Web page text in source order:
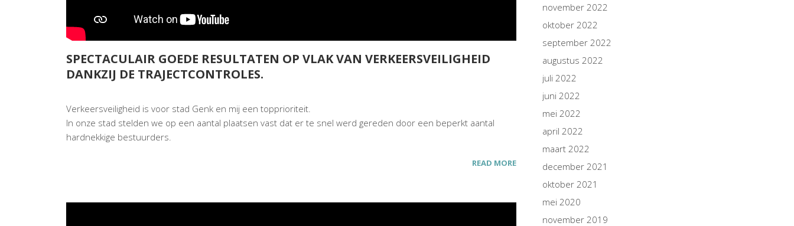
SPECTACULAIR GOEDE RESULTATEN OP VLAK VAN VERKEERSVEILIGHEID
DANKZIJ DE TRAJECTCONTROLES.
Verkeersveiligheid is voor stad Genk en mij een topprioriteit.
In onze stad stelden we op een aantal plaatsen vast dat er te snel werd gereden door een beperkt aantal
hardnekkige bestuurders.
READ MORE
november 2022
oktober 2022
september 2022
augustus 2022
juli 2022
juni 2022
mei 2022
april 2022
maart 2022
december 2021
oktober 2021
mei 2020
november 2019